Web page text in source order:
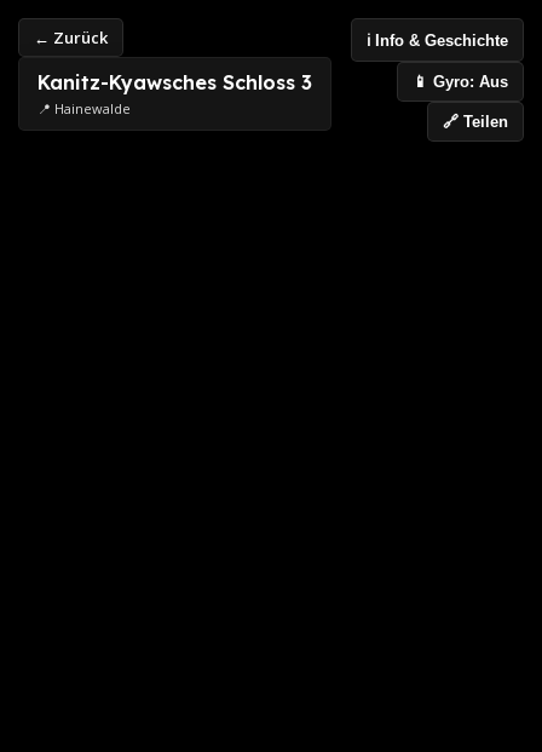
← Zurück
Kanitz-Kyawsches Schloss 3
📍 Hainewalde
ℹ️ Info & Geschichte
📱 Gyro: Aus
🔗 Teilen